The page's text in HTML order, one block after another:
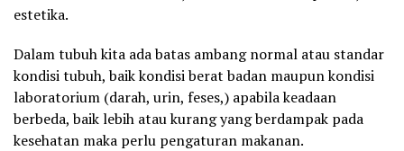
estetika.
Dalam tubuh kita ada batas ambang normal atau standar
kondisi tubuh, baik kondisi berat badan maupun kondisi
laboratorium (darah, urin, feses,) apabila keadaan
berbeda, baik lebih atau kurang yang berdampak pada
kesehatan maka perlu pengaturan makanan.